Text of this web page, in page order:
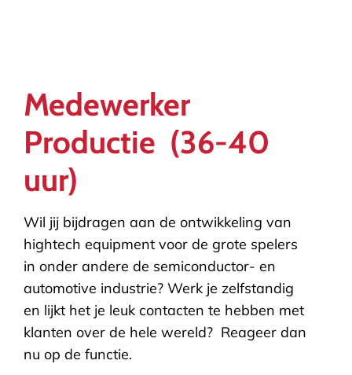
Medewerker
Productie (36-40
uur)
Wil jij bijdragen aan de ontwikkeling van
hightech equipment voor de grote spelers
in onder andere de semiconductor- en
automotive industrie? Werk je zelfstandig
en lijkt het je leuk contacten te hebben met
klanten over de hele wereld? Reageer dan
nu op de functie.